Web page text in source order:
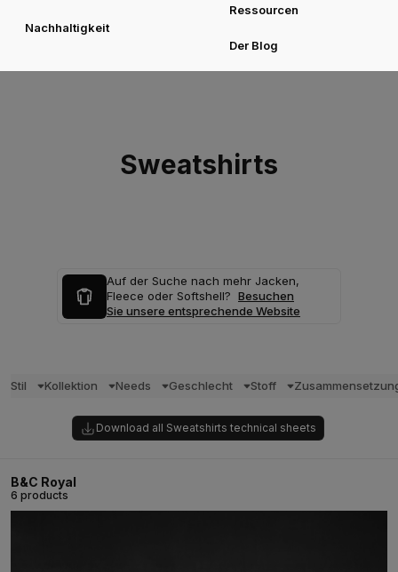
Nachhaltigkeit
Ressourcen
Der Blog
Sweatshirts
Auf der Suche nach mehr Jacken,
Fleece oder Softshell? Besuchen
Sie unsere entsprechende Website
Stil Kollektion Needs Geschlecht Stoff
Download all Sweatshirts technical sheets
B&C Royal
6 products